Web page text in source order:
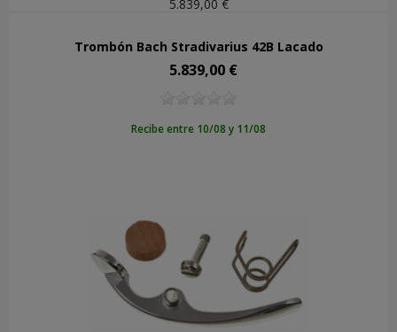
5.839,00 €
Trombón Bach Stradivarius 42B Lacado
Precio
5.839,00 €
Recibe entre 10/08 y 11/08